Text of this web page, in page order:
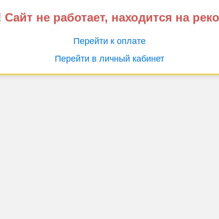
не работает, находится на
Перейти к оплате
Перейти в личный кабинет